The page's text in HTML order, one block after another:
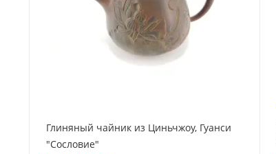
Глиняный чайник из Циньчжоу, Гуанси
"Сословие"